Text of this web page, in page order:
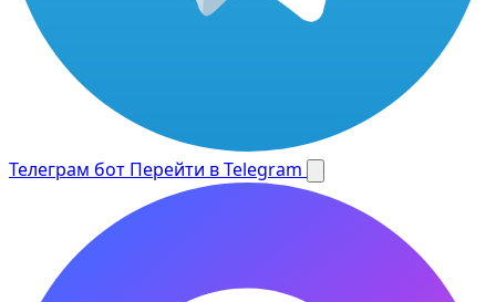
Телеграм бот Перейти в Telegram